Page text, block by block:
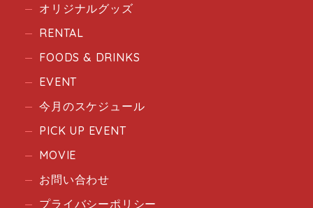
オリジナルグッズ
RENTAL
FOODS & DRINKS
EVENT
今月のスケジュール
PICK UP EVENT
MOVIE
お問い合わせ
プライバシーポリシー